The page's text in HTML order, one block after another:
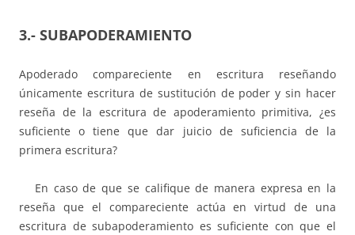
3.- SUBAPODERAMIENTO
Apoderado compareciente en escritura reseñando
únicamente escritura de sustitución de poder y sin hacer
reseña de la escritura de apoderamiento primitiva, ¿es
suficiente o tiene que dar juicio de suficiencia de la
primera escritura?
En caso de que se califique de manera expresa en la
reseña que el compareciente actúa en virtud de una
escritura de subapoderamiento es suficiente con que el